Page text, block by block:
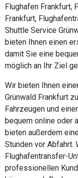
Flughafen Frankfurt,
Frankfurt,
Shuttle Service
bieten Ihnen einen
damit Sie eine
möglich an Ihr Ziel
Wir bieten Ihnen
Grünwald Frankfurt
Fahrzeugen und
bequem online oder
bieten außerdem
Stunden vor
Flughafentransfer-
professionellen